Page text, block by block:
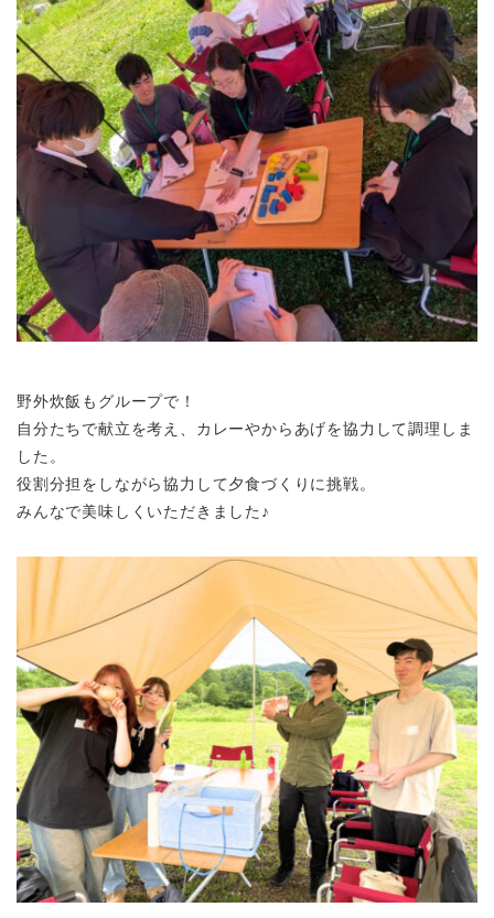
野外炊飯もグループで！
自分たちで献立を考え、カレーやからあげを協力して調理しま
した。
役割分担をしながら協力して夕食づくりに挑戦。
みんなで美味しくいただきました♪